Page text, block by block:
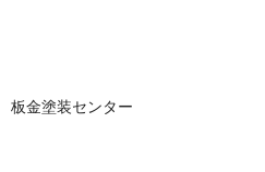
板金塗装センター